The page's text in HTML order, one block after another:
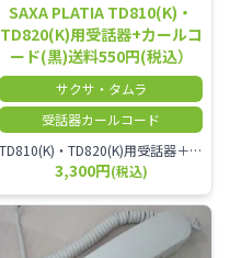
SAXA PLATIA TD810(K)・
TD820(K)用受話器+カールコ
ード(黒)送料550円(税込）
サクサ・タムラ
受話器カールコード
TD810(K)・TD820(K)用受話器＋カールコード セット／本商品は中古品となります。 写真では分かりにくいキズ・汚れなどの使用感があります。 予めご理解・ご了承頂きますようお願いいたします。
3,300円(税込)